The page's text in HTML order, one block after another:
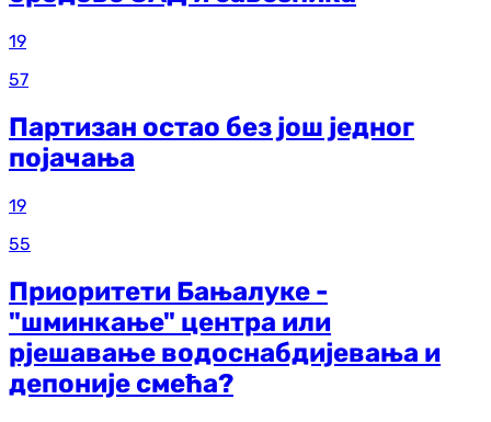
19
57
Партизан остао без још једног
појачања
19
55
Приоритети Бањалуке -
"шминкање" центра или
рјешавање водоснабдијевања и
депоније смећа?